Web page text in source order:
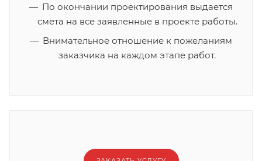
По окончании проектирования выдается
смета на все заявленные в проекте работы.
Внимательное отношение к пожеланиям
заказчика на каждом этапе работ.